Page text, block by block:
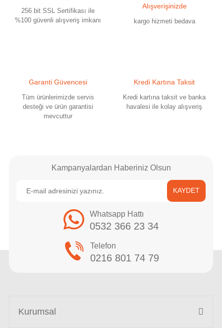
256 bit SSL Sertifikası ile
%100 güvenli alışveriş imkanı
Alışverişinizde
kargo hizmeti bedava
Garanti Güvencesi
Tüm ürünlerimizde servis
desteği ve ürün garantisi
mevcuttur
Kredi Kartına Taksit
Kredi kartına taksit ve banka
havalesi ile kolay alışveriş
Kampanyalardan Haberiniz Olsun
KAYDET
Whatsapp Hattı
0532 366 23 34
Telefon
0216 801 74 79
Kurumsal